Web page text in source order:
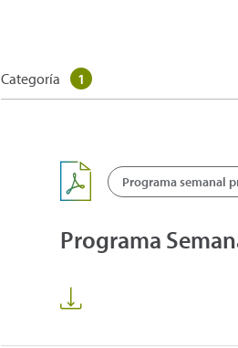
Categoría 1
Programa semanal
Programa